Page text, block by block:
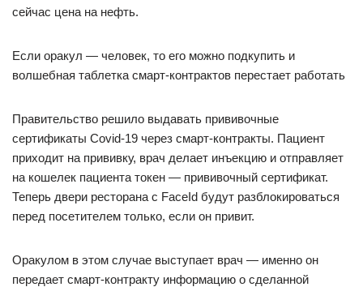
сейчас цена на нефть.
Если оракул — человек, то его можно подкупить и
волшебная таблетка смарт-контрактов перестает работать
Правительство решило выдавать прививочные
сертификаты Covid-19 через смарт-контракты. Пациент
приходит на прививку, врач делает инъекцию и отправляет
на кошелек пациента токен — прививочный сертификат.
Теперь двери ресторана с FaceId будут разблокироваться
перед посетителем только, если он привит.
Оракулом в этом случае выступает врач — именно он
передает смарт-контракту информацию о сделанной